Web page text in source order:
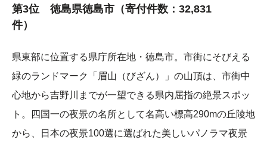
第3位 徳島県徳島市（寄付件数：32,831
件）
県東部に位置する県庁所在地・徳島市。市街にそびえる
緑のランドマーク「眉山（びざん）」の山頂は、市街中
心地から吉野川までが一望できる県内屈指の絶景スポッ
ト。四国一の夜景の名所として名高い標高290mの丘陵地
から、日本の夜景100選に選ばれた美しいパノラマ夜景